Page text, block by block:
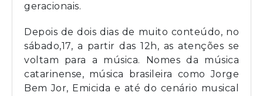
geracionais.
Depois de dois dias de muito conteúdo, no
sábado,17, a partir das 12h, as atenções se
voltam para a música. Nomes da música
catarinense, música brasileira como Jorge
Bem Jor, Emicida e até do cenário musical